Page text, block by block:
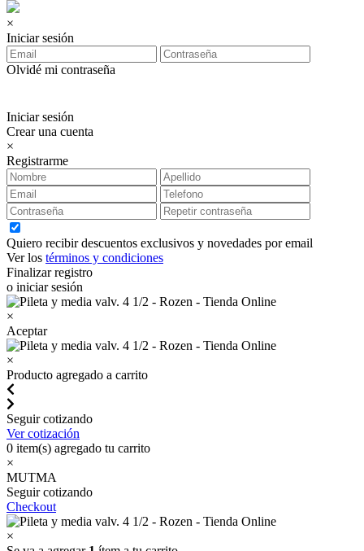
×
Iniciar sesión
Olvidé mi contraseña
Iniciar sesión
Crear una cuenta
×
Registrarme
Quiero recibir descuentos exclusivos y novedades por email
Ver los términos y condiciones
Finalizar registro
o iniciar sesión
×
Aceptar
×
Producto agregado a carrito
Seguir cotizando
Ver cotización
0 item(s) agregado tu carrito
×
MUTMA
Seguir cotizando
Checkout
×